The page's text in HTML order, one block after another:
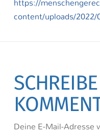
content/uploads/
Deine E-Mail-